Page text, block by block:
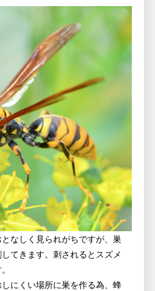
なしく見られがちですが、巣
てきます。刺されるとスズメ
にくい場所に巣を作る為、蜂